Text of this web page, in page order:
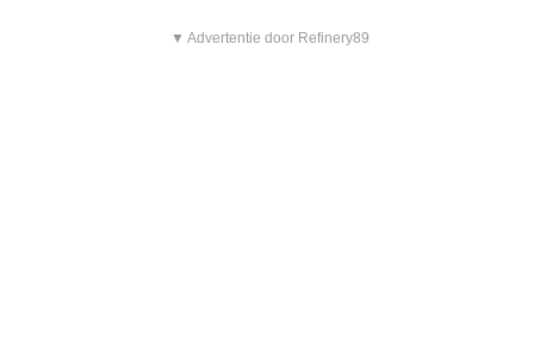
▼ Advertentie door Refinery89